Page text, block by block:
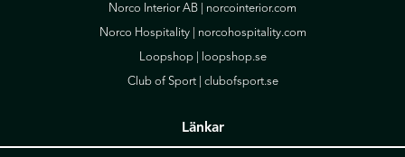
Norco Interior AB | norcointerior.com
Norco Hospitality | norcohospitality.com
Loopshop |
loopshop.se
Club of Sport | clubofsport.se
Länkar